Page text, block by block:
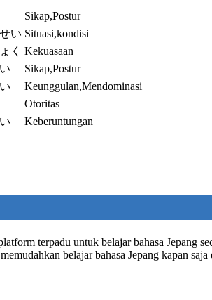
Sikap,Postur
い Situasi,kondisi
く Kekuasaan
Sikap,Postur
Keunggulan,Mendominasi
Otoritas
Keberuntungan
terpadu untuk belajar bahasa Jepang
belajar bahasa Jepang kapan